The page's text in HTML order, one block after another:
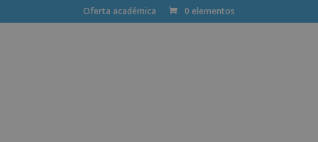
Oferta académica 0 elementos